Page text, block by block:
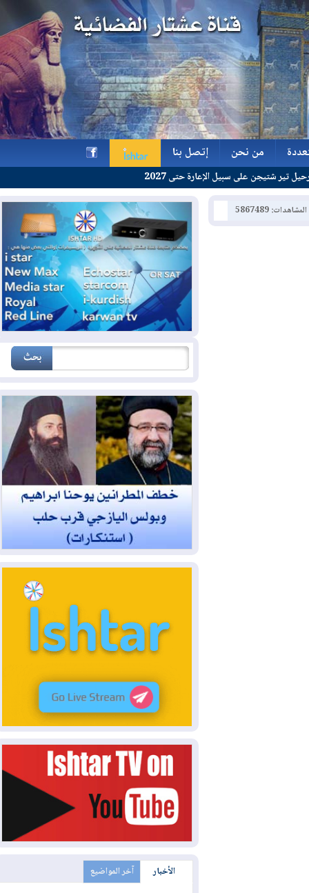
من نحن
من نحن
إتصل بنا
إتصل بناعلى سبيل الإعارة حتى 2027
5867489
h
الأخبار آخر المواضيع